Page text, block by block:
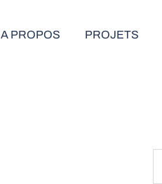
A PROPOS PROJETS